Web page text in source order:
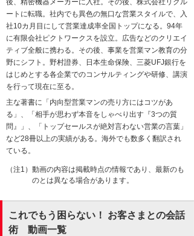
後、精密機器メーカーに入社。その後、株式会社リクル
ートに転職。社内でも異色の無口な営業スタイルで、入
社10カ月目にして営業達成率全国トップになる。94年
に有限会社ピクトワークスを設立。広告などのクリエイ
ティブ全般に携わる。その後、事業を営業マン教育の分
野にシフト。野村證券、日本生命保険、三菱UFJ銀行を
はじめとする各企業でのコンサルティングや研修、講演
を行って現在に至る。
主な著書に「内向型営業マンの売り方にはコツがあ
る」、「相手が思わず本音をしゃべり出す『3つの質
問』」、「トップセールスが絶対言わない営業の言葉」
など28冊以上の実績がある。海外でも数多く翻訳され
ている。
（注1）動画の内容は掲載時点の情報であり、最新のも
のとは異なる場合があります。
これでもう困らない！ お客さまとの会話
術 動画一覧